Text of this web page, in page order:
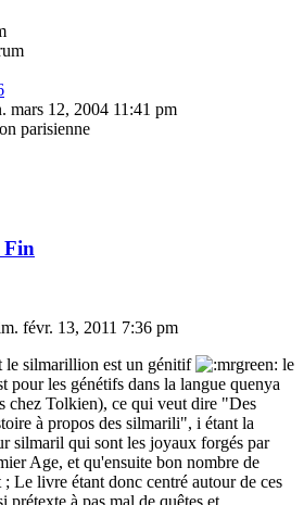
mars 12, 2004 11:41 pm
parisienne
Fin
févr. 13, 2011 7:36 pm
le silmarillion est un génitif
le
pour les génétifs dans la langue quenya
chez Tolkien), ce qui veut dire "Des
à propos des silmarili", i étant la
silmaril qui sont les joyaux forgés par
Age, et qu'ensuite bon nombre de
; Le livre étant donc centré autour de ces